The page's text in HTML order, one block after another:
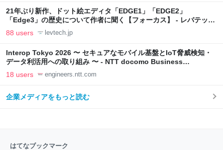
21年ぶり新作、ドット絵エディタ「EDGE1」「EDGE2」
「Edge3」の歴史について作者に聞く【フォーカス】 - レバテック
LAB
88 users levtech.jp
Interop Tokyo 2026 〜 セキュアなモバイル基盤とIoT脅威検知・
データ利活用への取り組み 〜 - NTT docomo Business
Engineers' Blog
18 users engineers.ntt.com
企業メディアをもっと読む
はてなブックマーク